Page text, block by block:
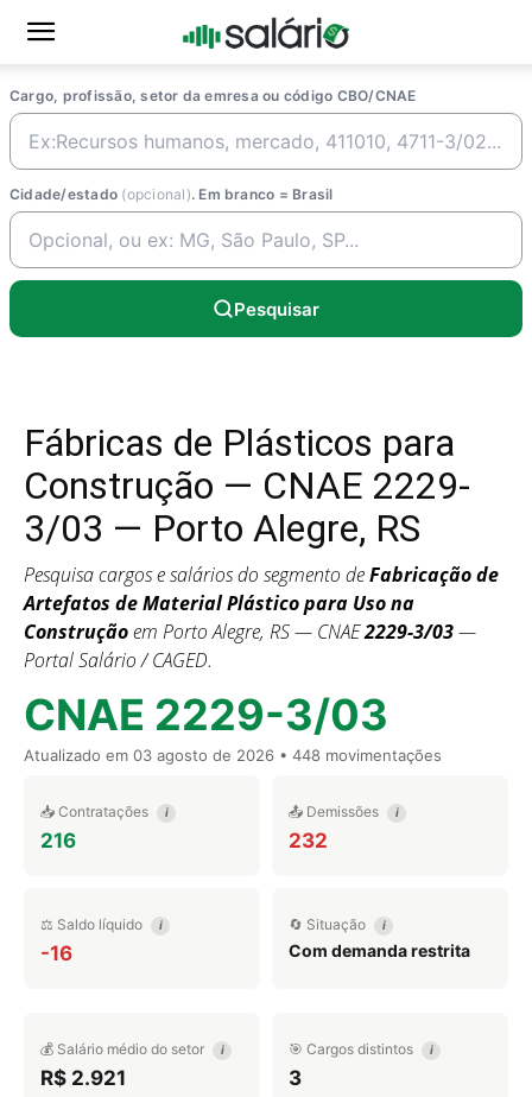
Cargo, profissão, setor da emresa ou código CBO/CNAE
Cidade/estado (opcional). Em branco = Brasil
Pesquisar
Fábricas de Plásticos para
Construção — CNAE 2229-
3/03 — Porto Alegre, RS
Pesquisa cargos e salários do segmento deFabricação de
Artefatos de Material Plástico para Uso na
Construçãoem Porto Alegre, RS — CNAE2229-3/03—
Portal Salário / CAGED.
CNAE 2229-3/03
Atualizado em 03 agosto de 2026 • 448 movimentações
📥 Contratações i
216
📤 Demissões i
232
⚖️ Saldo líquido i
-16
🔄 Situação i
Com demanda restrita
💰 Salário médio do setor i
R$ 2.921
🎯 Cargos distintos i
3